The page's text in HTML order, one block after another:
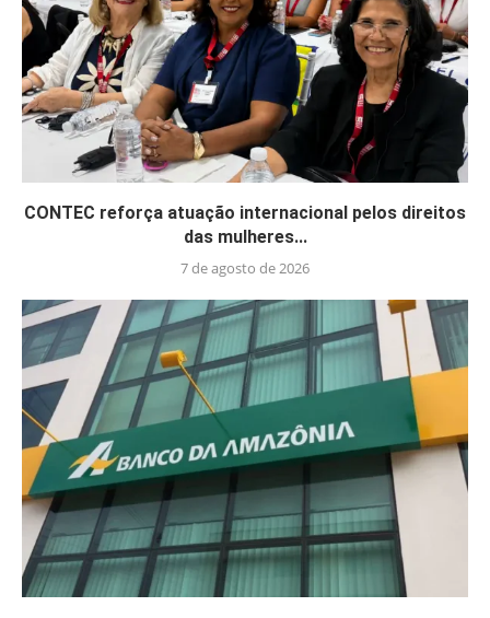
CONTEC reforça atuação internacional pelos direitos
das mulheres...
7 de agosto de 2026